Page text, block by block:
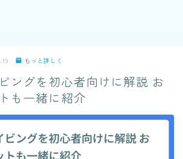
もっと詳しく
ングを初心者向けに解説 お
も一緒に紹介